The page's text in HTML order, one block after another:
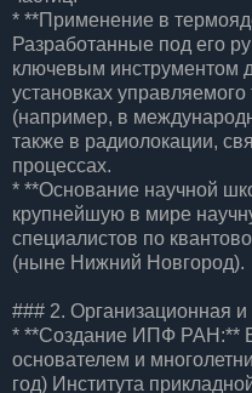
* **Применение в
Разработанные под его
ключевым инструментом
установках
(например, в
также в радиолокации,
процессах.
* **Основание научной
крупнейшую в мире
специалистов по
(ныне Нижний Новгород).
### 2. Организационная
* **Создание ИПФ РАН:**
основателем и
год) Института